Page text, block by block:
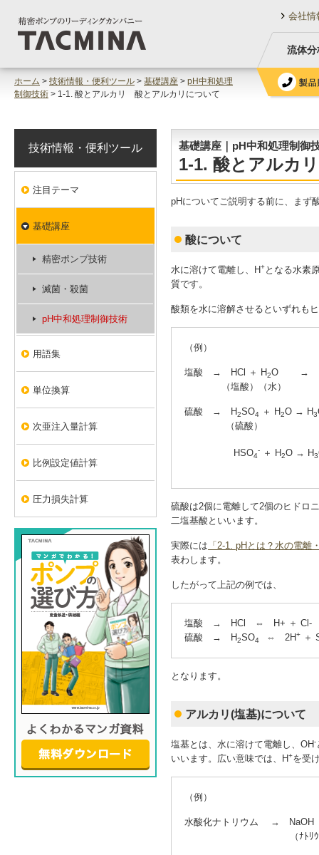
会社情
流体
ホーム > 技術情報・便利ツール > 基礎講座 > pH中和処理
制御技術 > 1-1. 酸とアルカリ 酸とアルカリについて
基礎講座｜pH中和処理制御
1-1. 酸とアルカ
pHについてご説明する前に、まず
酸について
水に溶けて電離し、H+となる水素
質です。
酸類を水に溶解させるといずれも
（例）
塩酸 → HCl ＋ H2O →
（塩酸）（水） （ﾋﾄﾞﾛ
硫酸 → H2SO4 ＋ H2O → H3
（硫酸） （硫
HSO4
- ＋ H2O → H3
硫酸は2個に電離して2個のヒドロ
二塩基酸といいます。
実際には 「2-1. pHとは？水の電離
表わします。
したがって上記の例では、
塩酸 → HCl ⇔ H+ ＋ Cl-
硫酸 → H2SO4 ⇔ 2H+ ＋
となります。
アルカリ(塩基)について
塩基とは、水に溶けて電離し、OH-
いいます。広い意味では、H+を受
（例）
水酸化ナトリウム →
（ﾅﾄﾘｳﾑｲｵﾝ）（
技術情報・便利ツール
注目テーマ
基礎講座
精密ポンプ技術
滅菌・殺菌
pH中和処理制御技術
用語集
単位換算
次亜注入量計算
比例設定値計算
圧力損失計算